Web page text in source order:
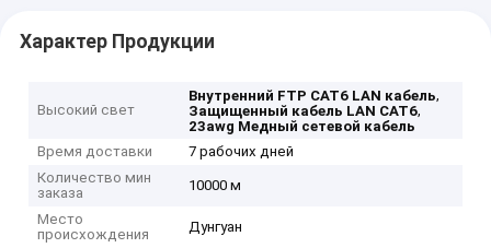
Характер Продукции
Высокий свет
Внутренний FTP CAT6 LAN кабель,
Защищенный кабель LAN CAT6,
23awg Медный сетевой кабель
Время доставки
7 рабочих дней
Количество мин
заказа
10000 м
Место
происхождения
Дунгуан